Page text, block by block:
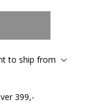
to ship from
399,-